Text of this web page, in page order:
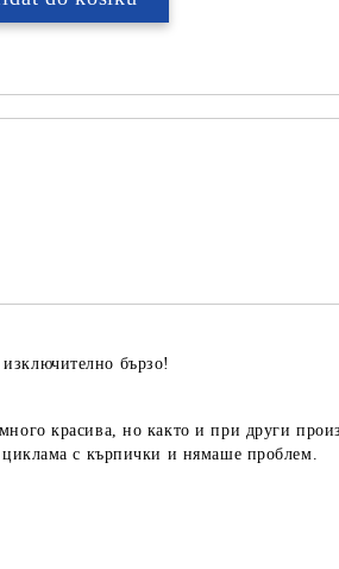
бързо!
красива, но както и при други
циклама с кърпички и нямаше проблем.